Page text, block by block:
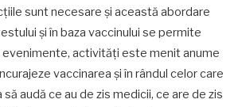
sunt necesare și această abordare
și în baza vaccinului se permite
evenimente, activități este menit anume
vaccinarea și în rândul celor care
audă ce au de zis medicii, ce are de zis